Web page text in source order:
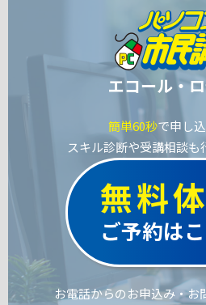
エコール・
簡単60秒で申し
スキル診断や受講相談も
無料
ご予約は
お電話からのお申込み・お